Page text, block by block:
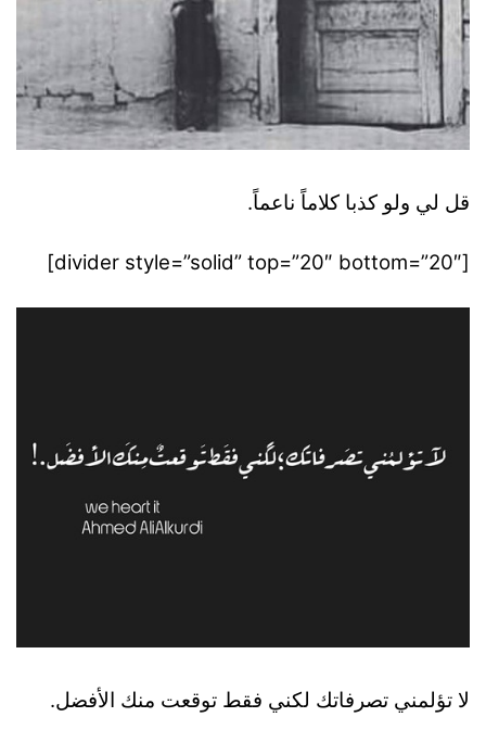
قل لي ولو كذبا كلاماً ناعماً.
[divider style=”solid” top=”20″ bottom=”20″]
لا تؤلمني تصرفاتك لكني فقط توقعت منك الأفضل.